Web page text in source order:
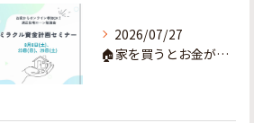
2026/07/27
🏠家を買うとお金が貯まるってホント？🚙